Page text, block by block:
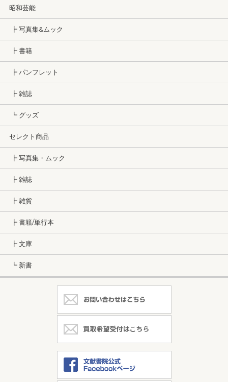
昭和芸能
┣ 写真集&ムック
┣ 書籍
┣ パンフレット
┣ 雑誌
┗ グッズ
セレクト商品
┣ 写真集・ムック
┣ 雑誌
┣ 雑貨
┣ 書籍/単行本
┣ 文庫
┗ 新書